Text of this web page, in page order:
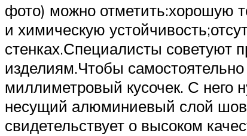
фото) можно отметить:хорошую
и химическую
стенках.Специалисты советуют
изделиям.Чтобы
миллиметровый кусочек. С него
несущий алюминиевый слой
свидетельствует о высоком